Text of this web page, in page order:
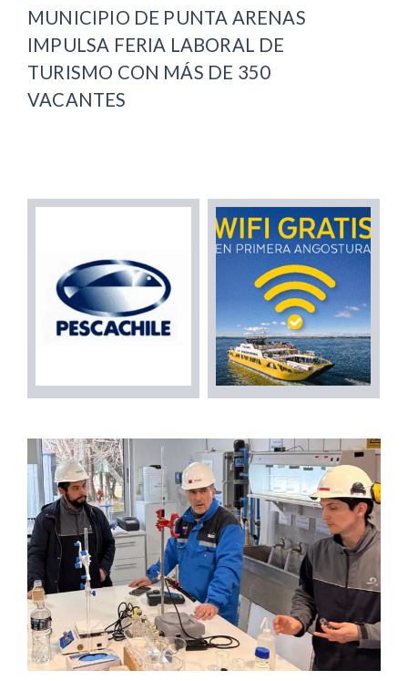
MUNICIPIO DE PUNTA ARENAS
IMPULSA FERIA LABORAL DE
TURISMO CON MÁS DE 350
VACANTES